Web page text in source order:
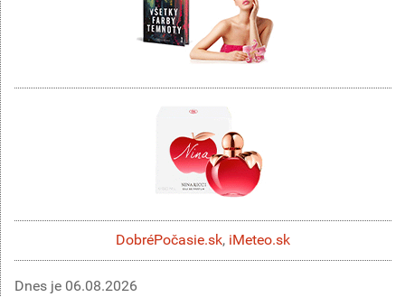
DobréPočasie.sk, iMeteo.sk
Dnes je 06.08.2026